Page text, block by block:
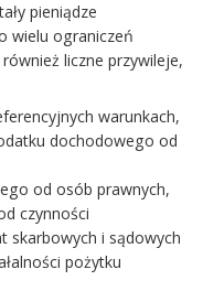
pieniądze
wielu ograniczeń
liczne przywileje,
warunkach,
dochodowego od
od osób prawnych,
czynności
skarbowych i sądowych
pożytku